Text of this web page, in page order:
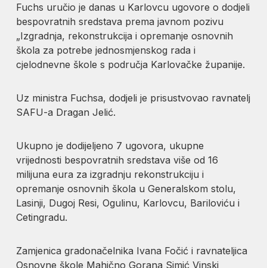
Fuchs uručio je danas u Karlovcu ugovore o dodjeli
bespovratnih sredstava prema javnom pozivu
„Izgradnja, rekonstrukcija i opremanje osnovnih
škola za potrebe jednosmjenskog rada i
cjelodnevne škole s područja Karlovačke županije.
Uz ministra Fuchsa, dodjeli je prisustvovao ravnatelj
SAFU-a Dragan Jelić.
Ukupno je dodijeljeno 7 ugovora, ukupne
vrijednosti bespovratnih sredstava više od 16
milijuna eura za izgradnju rekonstrukciju i
opremanje osnovnih škola u Generalskom stolu,
Lasinji, Dugoj Resi, Ogulinu, Karlovcu, Bariloviću i
Cetingradu.
Zamjenica gradonačelnika Ivana Fočić i ravnateljica
Osnovne škole Mahično Gorana Simić Vinski